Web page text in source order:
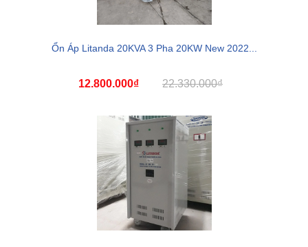
Ổn Áp Litanda 20KVA 3 Pha 20KW New 2022...
12.800.000₫ 22.330.000₫